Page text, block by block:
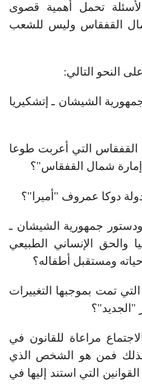
تحمل أهمية قصوى
القفقاس وليس للشعب
النحو التالي:
الشيشان ـ إتشكيريا
التي أعربت طوعا
شمال القفقاس"؟
دوكا عمروف "أميرا"؟
جمهورية الشيشان ـ
والحق الإنساني الطبيعي
ومستقبل أطفاله؟
التي تمت بموجبها التغييرات
"الجديد"؟
مراعاة للقانون في
كذلك فمن هو الشخص الذي
التي استند إليها في